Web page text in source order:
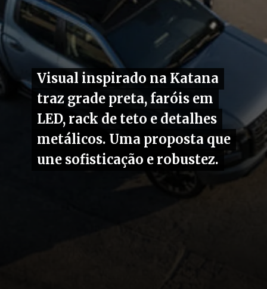
Visual inspirado na Katana
traz grade preta, faróis em
LED, rack de teto e detalhes
metálicos. Uma proposta que
une sofisticação e robustez.
Visual inspirado na Katana
traz grade preta, faróis em
LED, rack de teto e detalhes
metálicos. Uma proposta que
une sofisticação e robustez.